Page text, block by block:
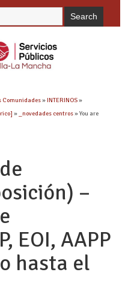
Comunidades»INTERINOS»
» _novedades centros» You are
–
EOI, AAPP
hasta el